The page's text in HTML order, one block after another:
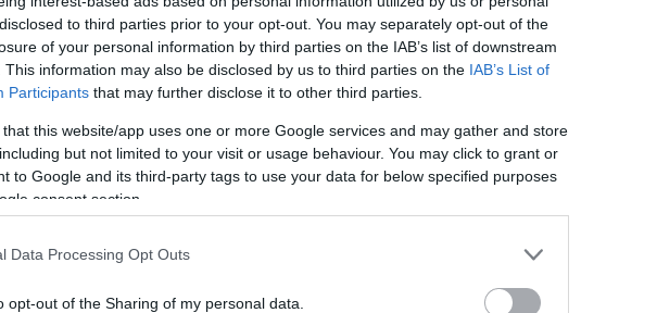
to third parties prior to your opt-out. You may separately opt-out of the
of your personal information by third parties on the IAB’s list of downstream
This information may also be disclosed by us to third parties on the IAB’s List of
Participants that may further disclose it to other third parties.
that this website/app uses one or more Google services and may gather and store
but not limited to your visit or usage behaviour. You may click to grant or
to Google and its third-party tags to use your data for below specified purposes
consent section.
Data Processing Opt Outs
opt-out of the Sharing of my personal data.
che sta facendo discutere in lungo e in
e intelligenza artificiale. Sì, perché sembra
esagerando, rubando contenuti senza
Beh, finalmente si stanno organizzando! 💪